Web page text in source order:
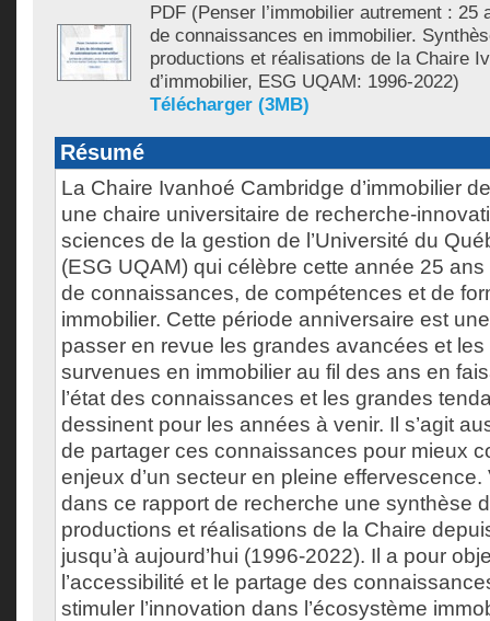
PDF (Penser l’immobilier autrement : 25
de connaissances en immobilier.
productions et réalisations de la Chaire
d’immobilier, ESG UQAM: 1996-2022)
Télécharger (3MB)
Résumé
La Chaire Ivanhoé Cambridge d’immobilier
une chaire universitaire de recherche-
sciences de la gestion de l’Université du
(ESG UQAM) qui célèbre cette année 25
de connaissances, de compétences et de
immobilier. Cette période anniversaire est
passer en revue les grandes avancées et
survenues en immobilier au fil des ans en
l’état des connaissances et les grandes
dessinent pour les années à venir. Il s’agit
de partager ces connaissances pour mieux
enjeux d’un secteur en pleine
dans ce rapport de recherche une synthèse
productions et réalisations de la Chaire
jusqu’à aujourd’hui (1996-2022). Il a pour
l’accessibilité et le partage des
stimuler l’innovation dans l’écosystème